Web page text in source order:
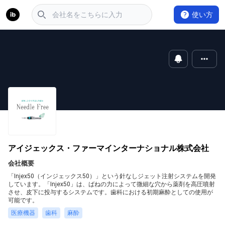
使い方
アイジェックス・ファーマインターナショナル株式会社
会社概要
「Injex50（インジェックス50）」という針なしジェット注射システムを開発
しています。「Injex50」は、ばねの力によって微細な穴から薬剤を高圧噴射
させ、皮下に投与するシステムです。歯科における初期麻酔としての使用が
可能です。
医療機器
歯科 麻酔